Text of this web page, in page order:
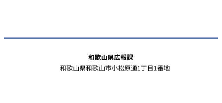
和歌山県広報課
和歌山県和歌山市小松原通1丁目1番地